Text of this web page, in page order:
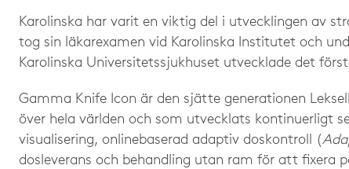
Karolinska har varit en viktig del i utvecklingen av
tog sin läkarexamen vid Karolinska Institutet och
Karolinska Universitetssjukhuset utvecklade det
Gamma Knife Icon är den sjätte generationen
över hela världen och som utvecklats kontinuerligt
visualisering, onlinebaserad adaptiv doskontroll (
dosleverans och behandling utan ram för att fixera